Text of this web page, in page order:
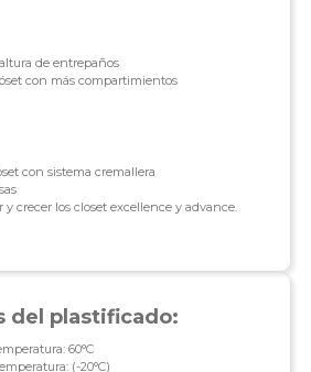
de entrepaños
con más compartimientos
con sistema cremallera
crecer los closet excellence y advance.
del plastificado:
60°C
(-20°C)